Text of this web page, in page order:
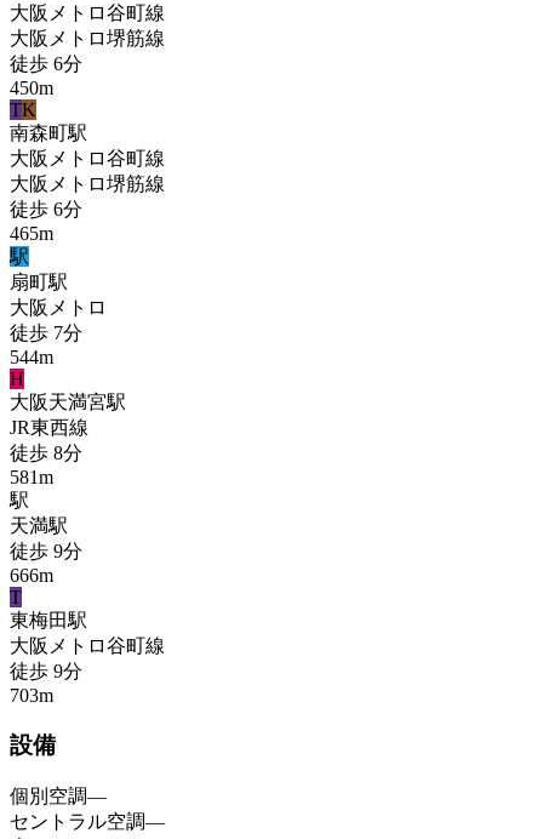
大阪メトロ谷町線
大阪メトロ堺筋線
徒歩 6分
450m
TK
南森町駅
大阪メトロ谷町線
大阪メトロ堺筋線
徒歩 6分
465m
駅
扇町駅
大阪メトロ
徒歩 7分
544m
H
大阪天満宮駅
JR東西線
徒歩 8分
581m
駅
天満駅
徒歩 9分
666m
T
東梅田駅
大阪メトロ谷町線
徒歩 9分
703m
設備
個別空調—
セントラル空調—